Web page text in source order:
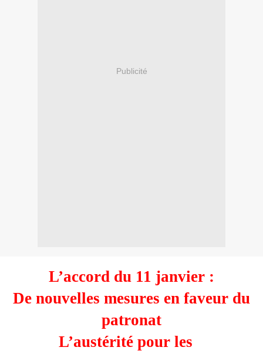
Publicité
L’accord du 11 janvier :
De nouvelles mesures en faveur du
patronat
L’austérité pour les